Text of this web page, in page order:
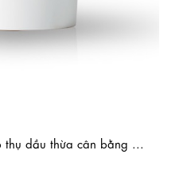
dầu thừa cân bằng ...